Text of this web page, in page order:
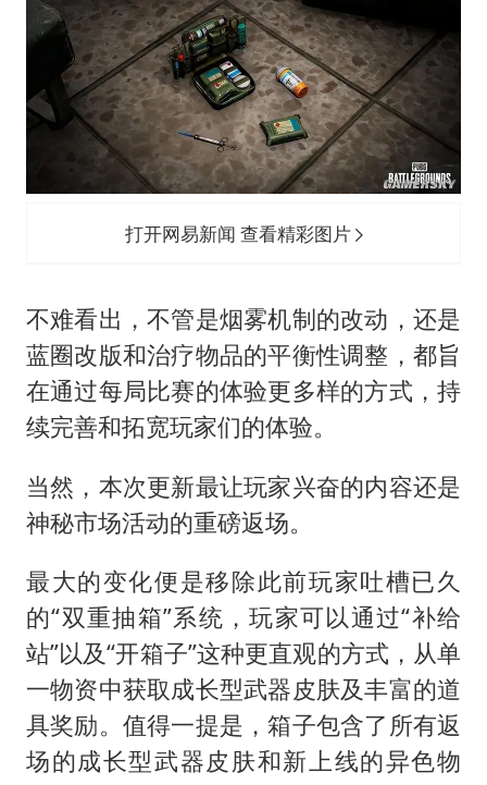
打开网易新闻 查看精彩图片
不难看出，不管是烟雾机制的改动，还是
蓝圈改版和治疗物品的平衡性调整，都旨
在通过每局比赛的体验更多样的方式，持
续完善和拓宽玩家们的体验。
当然，本次更新最让玩家兴奋的内容还是
神秘市场活动的重磅返场。
最大的变化便是移除此前玩家吐槽已久
的“双重抽箱”系统，玩家可以通过“补给
站”以及“开箱子”这种更直观的方式，从单
一物资中获取成长型武器皮肤及丰富的道
具奖励。值得一提是，箱子包含了所有返
场的成长型武器皮肤和新上线的异色物